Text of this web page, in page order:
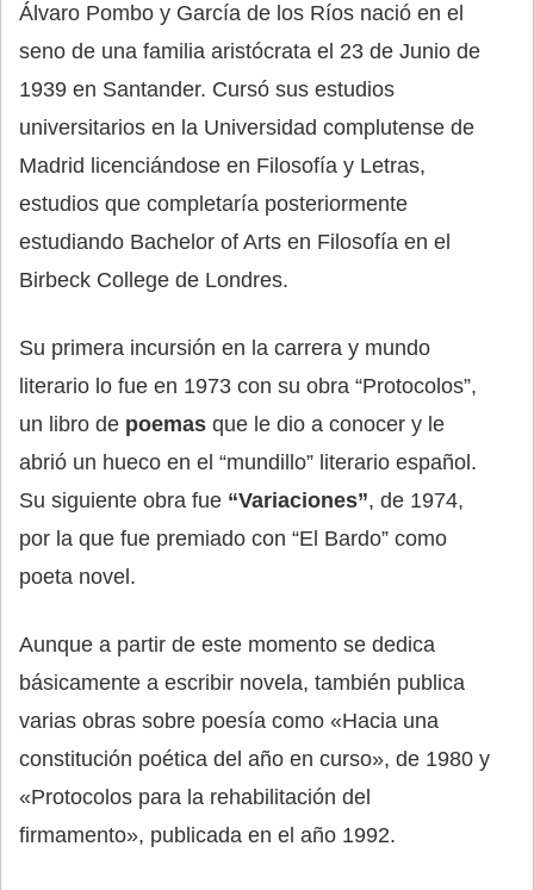
Álvaro Pombo y García de los Ríos nació en el
seno de una familia aristócrata el 23 de Junio de
1939 en Santander. Cursó sus estudios
universitarios en la Universidad complutense de
Madrid licenciándose en Filosofía y Letras,
estudios que completaría posteriormente
estudiando Bachelor of Arts en Filosofía en el
Birbeck College de Londres.
Su primera incursión en la carrera y mundo
literario lo fue en 1973 con su obra “Protocolos”,
un libro de poemas que le dio a conocer y le
abrió un hueco en el “mundillo” literario español.
Su siguiente obra fue “Variaciones”, de 1974,
por la que fue premiado con “El Bardo” como
poeta novel.
Aunque a partir de este momento se dedica
básicamente a escribir novela, también publica
varias obras sobre poesía como «Hacia una
constitución poética del año en curso», de 1980 y
«Protocolos para la rehabilitación del
firmamento», publicada en el año 1992.